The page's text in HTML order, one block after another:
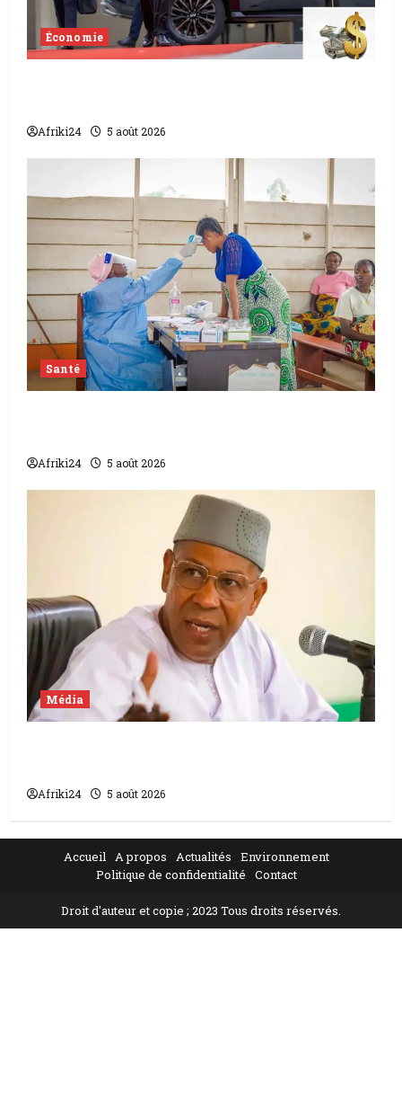
Économie
Afriki24 5 août 2026
Santé
Afriki24 5 août 2026
Média
Afriki24 5 août 2026
Accueil A propos Actualités
Environnement
Politique de confidentialité
Contact
Droit d'auteur et copie ; 2023 Tous droits réservés.